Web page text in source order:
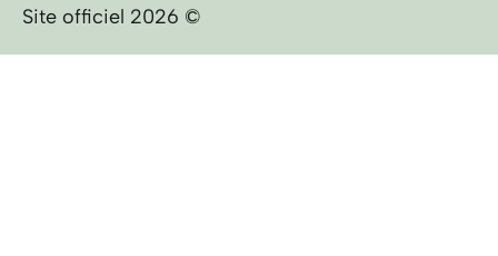
Site officiel 2026 ©